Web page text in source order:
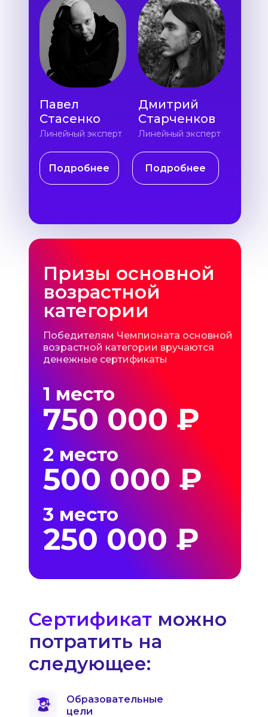
Павел
Стасенко
Линейный эксперт
Дмитрий
Старченков
Линейный эксперт
Подробнее
Подробнее
250 000 ₽
Призы основной
возрастной
категории
750 000 ₽
Победителям Чемпионата основной
возрастной категории вручаются
денежные сертификаты
3 место
2 место
500 000 ₽
1 место
Сертификатможно
потратить на
следующее:
Образовательные
цели